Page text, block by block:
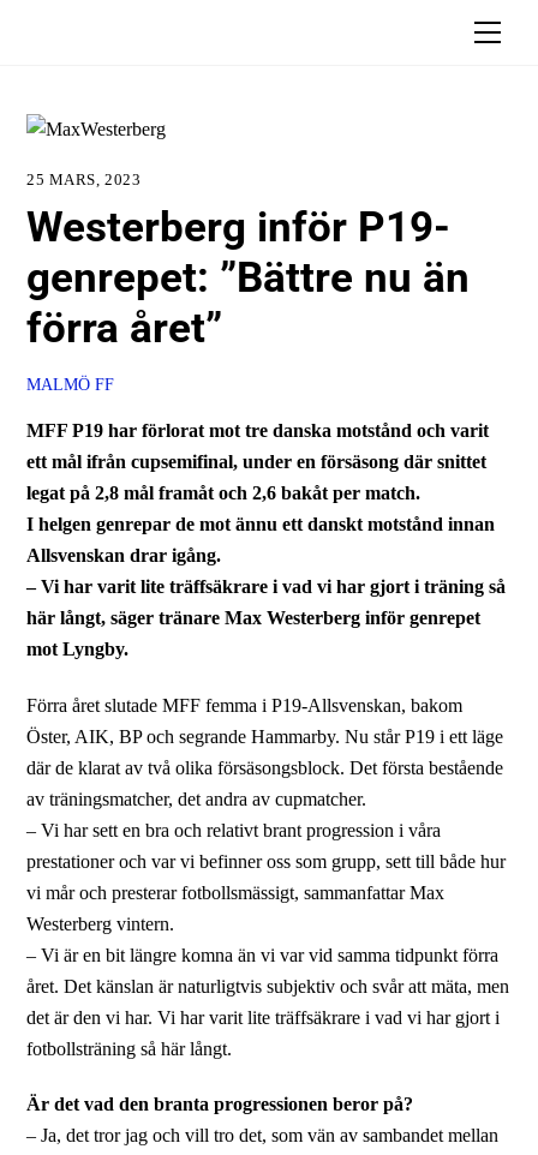
25 MARS, 2023
Westerberg inför P19-
genrepet: ”Bättre nu än
förra året”
MALMÖ FF
MFF P19 har förlorat mot tre danska motstånd och varit
ett mål ifrån cupsemifinal, under en försäsong där snittet
legat på 2,8 mål framåt och 2,6 bakåt per match.
I helgen genrepar de mot ännu ett danskt motstånd innan
Allsvenskan drar igång.
– Vi har varit lite träffsäkrare i vad vi har gjort i träning så
här långt, säger tränare Max Westerberg inför genrepet
mot Lyngby.
Förra året slutade MFF femma i P19-Allsvenskan, bakom
Öster, AIK, BP och segrande Hammarby. Nu står P19 i ett läge
där de klarat av två olika försäsongsblock. Det första bestående
av träningsmatcher, det andra av cupmatcher.
– Vi har sett en bra och relativt brant progression i våra
prestationer och var vi befinner oss som grupp, sett till både hur
vi mår och presterar fotbollsmässigt, sammanfattar Max
Westerberg vintern.
– Vi är en bit längre komna än vi var vid samma tidpunkt förra
året. Det känslan är naturligtvis subjektiv och svår att mäta, men
det är den vi har. Vi har varit lite träffsäkrare i vad vi har gjort i
fotbollsträning så här långt.
Är det vad den branta progressionen beror på?
– Ja, det tror jag och vill tro det, som vän av sambandet mellan